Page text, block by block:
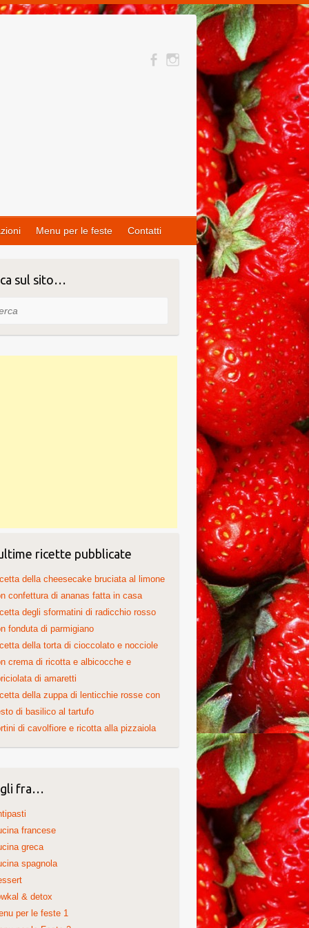
Menu per le feste Contatti
sul sito…
ricette pubblicate
della cheesecake bruciata al limone
confettura di ananas fatta in casa
degli sformatini di radicchio rosso
fonduta di parmigiano
della torta di cioccolato e nocciole
crema di ricotta e albicocche e
di amaretti
della zuppa di lenticchie rosse con
di basilico al tartufo
di cavolfiore e ricotta alla pizzaiola
fra…
francese
greca
spagnola
& detox
per le feste 1